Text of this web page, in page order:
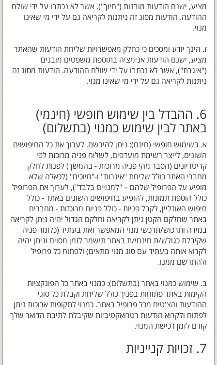
מציע, ישנם הודעות מובנות ("חיוך"), אשר לא נכתבו על ידי שולח
ההודעה. הודעות מסוג זה ניתנות לקריאה גם על ידי מי שאינו
מנוי.
ז. הינך יודע ומסכים כי כחלק מאפשרויות שליחת הודעות שהאתר
מציע, ישנם הודעות אנימציה בתוספת משפטים מובנים
("איגרת"), אשר לא נכתבו על ידי שולח ההודעה. הודעות מסוג זה
ניתנות לקריאה גם על ידי מי שאינו מנוי.
6. ההבדל בין שימוש חופשי (חינמי)
באתר לבין שימוש כמנוי (בתשלום)
א. בשימוש חופשי (חינם): ניתן להירשם, לערוך את כל החיפושים
השונים, לייצר רשימת מועדפים, לשלוח פניה מרוכזת לפי
קריטריונים (הסבר מהי פניה מרוכזת - בהמשך) לפנות לחלק
מחברי האתר כולל שליחת "איגרות" ו-"חיוכים" (לכאלה שלא
מופיע על הפרופיל שלהם – "למנויים בלבד"), לערוך את הפרופיל
כולל הוספת תמונות, להופיע בחיפושים השונים באתר - כולל
חיפוש האונליין, לקבל פניות - כולל פניות מרוכזות - מחברים
באתר שחלקם הקטן ניתן לקריאה וחלקם הגדול יהיה ניתן לקריאה
במידה ותרכוש/תרכשי מנוי המאפשר זאת בעתיד (כלומר פניה
שקיבלת כגולש/ת חינמי/ת באתר תישמר לזמן מסוים וניתן יהיה
לקרוא אותה בעתיד עם סוג מנוי מתאים) ולפתוח כל פרופיל
ולהתרשם ממנו.
ב. שימוש כמנוי באתר (בתשלום): כמנוי באתר כל הפונקציות
הקימות באתר פתוחות בפניך כולל שליחת וקבלת כל סוגי
ההודעות והצ'טים מכל פרופיל באתר. כמנוי לתקופות ארוכות ניתן
לפתוח ולקרוא הודעות רטרואקטיביות שקיבלת לתיבת הדואר שלך
קודם לזמן רכישת המנוי.
7. זכויות קנייניות